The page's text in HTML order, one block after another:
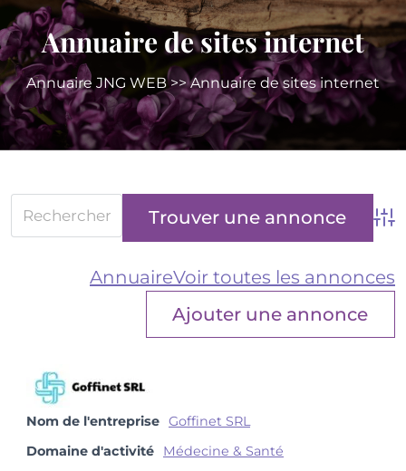
Annuaire de sites internet
Annuaire JNG WEB>> Annuaire de sites internet
AnnuaireVoir toutes les annonces
Ajouter une annonce
Nom de l'entreprise Goffinet SRL
Domaine d'activité
Médecine & Santé